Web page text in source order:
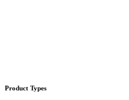
Product Types